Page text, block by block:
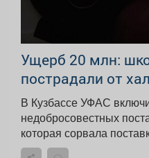
Ущерб 20 млн:
пострадали от
В Кузбассе УФАС
недобросовестных
которая сорвала